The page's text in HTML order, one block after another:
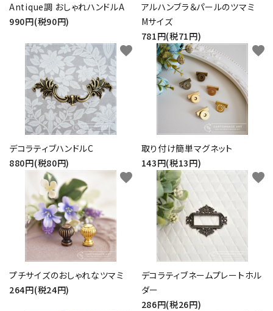
Antique調 おしゃれハンドルA
990円(税90円)
アルハンブラ＆パールのツマミ
Mサイズ
781円(税71円)
デコラティブハンドルC
880円(税80円)
favorite
取り付け簡単マグネット
143円(税13円)
favorite
プチサイズのおしゃれなツマミ
264円(税24円)
favorite
デコラティブネームプレートホル
ダー
286円(税26円)
favorite